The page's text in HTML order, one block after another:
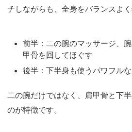
チしながらも、全身をバランスよく
前半：二の腕のマッサージ、
甲骨を回してほぐす
後半：下半身も使うパワフル
二の腕だけではなく、肩甲骨と下
のが特徴です。